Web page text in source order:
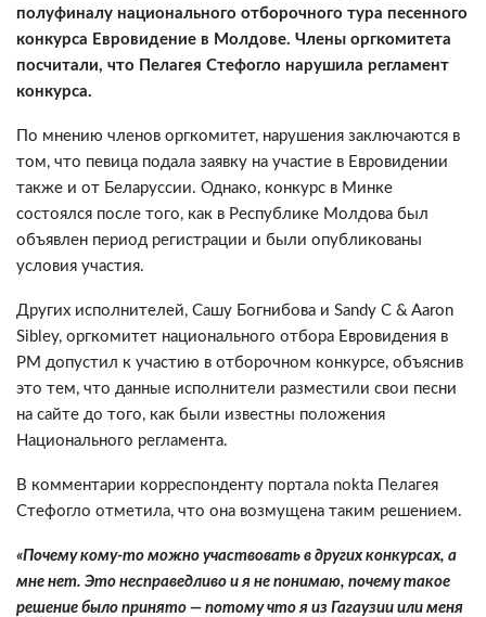
полуфиналу национального отборочного тура песенного
конкурса Евровидение в Молдове. Члены оргкомитета
посчитали, что Пелагея Стефогло нарушила регламент
конкурса.
По мнению членов оргкомитет, нарушения заключаются в
том, что певица подала заявку на участие в Евровидении
также и от Беларуссии. Однако, конкурс в Минке
состоялся после того, как в Республике Молдова был
объявлен период регистрации и были опубликованы
условия участия.
Других исполнителей, Сашу Богнибова и Sandy C & Aaron
Sibley, оргкомитет национального отбора Евровидения в
РМ допустил к участию в отборочном конкурсе, объяснив
это тем, что данные исполнители разместили свои песни
на сайте до того, как были известны положения
Национального регламента.
В комментарии корреспонденту портала nokta Пелагея
Стефогло отметила, что она возмущена таким решением.
«Почему кому-то можно участвовать в других конкурсах, а
мне нет. Это несправедливо и я не понимаю, почему такое
решение было принято — потому что я из Гагаузии или меня